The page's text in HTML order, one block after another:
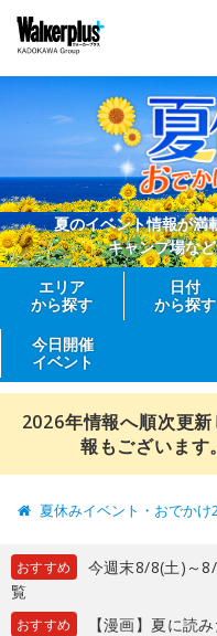
夏のイベント情報が満
キャンプ場な
エリア
から探す
日付
から探す
今日開催
イベント
2026年情報へ順次更
報もございます
夏休みイベント・おでかけ
おすすめ
今週末8/8(土)～
覧
おすすめ 【漫画】夏に読